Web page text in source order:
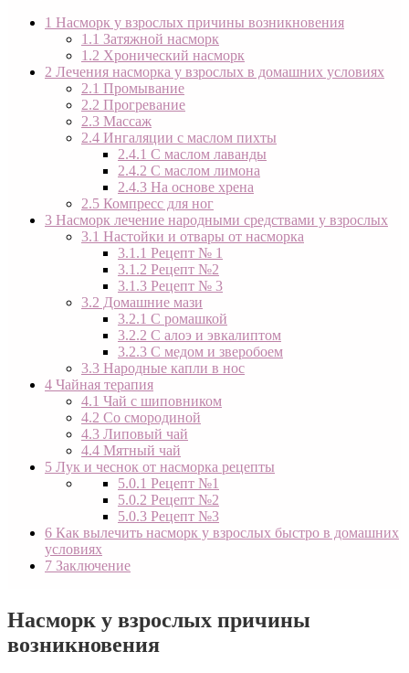
1 Насморк у взрослых причины возникновения
1.1 Затяжной насморк
1.2 Хронический насморк
2 Лечения насморка у взрослых в домашних условиях
2.1 Промывание
2.2 Прогревание
2.3 Массаж
2.4 Ингаляции с маслом пихты
2.4.1 С маслом лаванды
2.4.2 С маслом лимона
2.4.3 На основе хрена
2.5 Компресс для ног
3 Насморк лечение народными средствами у взрослых
3.1 Настойки и отвары от насморка
3.1.1 Рецепт № 1
3.1.2 Рецепт №2
3.1.3 Рецепт № 3
3.2 Домашние мази
3.2.1 С ромашкой
3.2.2 С алоэ и эвкалиптом
3.2.3 С медом и зверобоем
3.3 Народные капли в нос
4 Чайная терапия
4.1 Чай с шиповником
4.2 Со смородиной
4.3 Липовый чай
4.4 Мятный чай
5 Лук и чеснок от насморка рецепты
5.0.1 Рецепт №1
5.0.2 Рецепт №2
5.0.3 Рецепт №3
6 Как вылечить насморк у взрослых быстро в домашних
условиях
7 Заключение
Насморк у взрослых причины
возникновения